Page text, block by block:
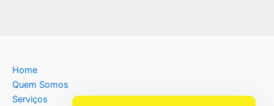
Home
Quem Somos
Serviços